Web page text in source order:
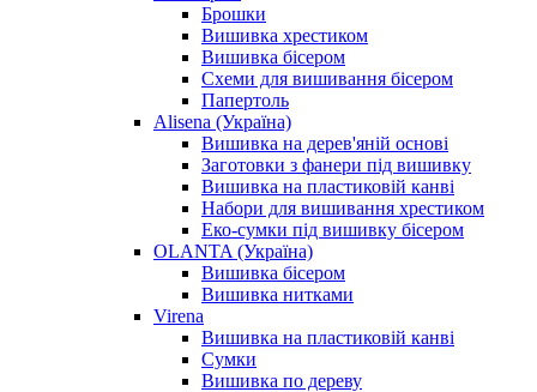
Брошки
Вишивка хрестиком
Вишивка бісером
Схеми для вишивання бісером
Папертоль
Alisena (Україна)
Вишивка на дерев'яній основі
Заготовки з фанери під вишивку
Вишивка на пластиковій канві
Набори для вишивання хрестиком
Еко-сумки під вишивку бісером
OLANTA (Україна)
Вишивка бісером
Вишивка нитками
Virena
Вишивка на пластиковій канві
Сумки
Вишивка по дереву